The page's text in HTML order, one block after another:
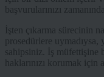
başvurularınızı
İşten çıkarma sürecinin
prosedürlere uymadıysa,
sahipsiniz. İş müfettişine
haklarınızı korumak için